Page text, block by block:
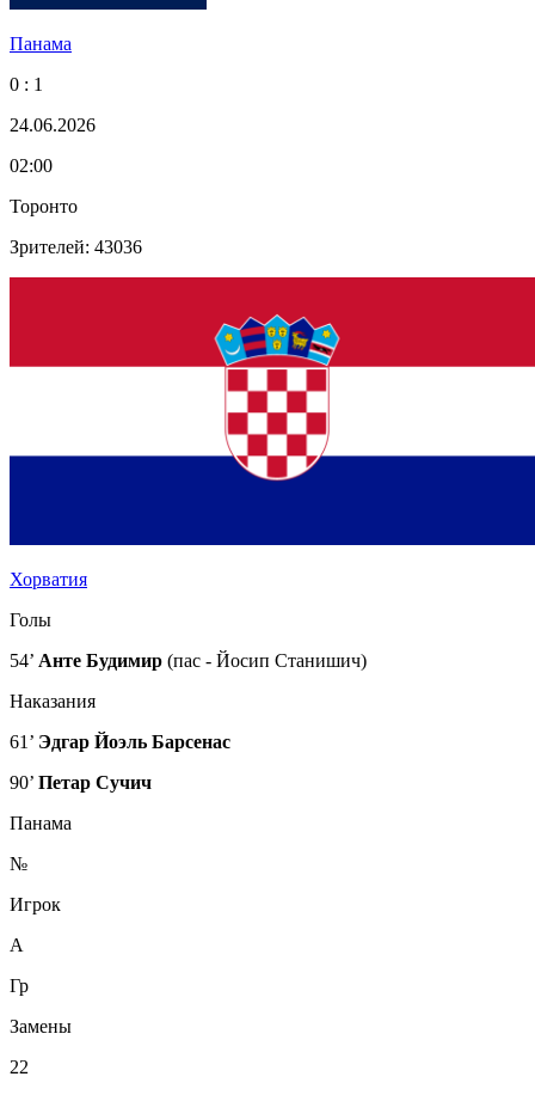
Панама
0 : 1
24.06.2026
02:00
Торонто
Зрителей: 43036
Хорватия
Голы
54’ Анте Будимир (пас - Йосип Станишич)
Наказания
61’ Эдгар Йоэль Барсенас
90’ Петар Сучич
Панама
№
Игрок
А
Гр
Замены
22